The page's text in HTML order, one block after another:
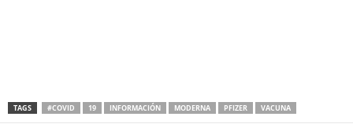
TAGS #COVID 19 INFORMACIÓN MODERNA PFIZER VACUNA